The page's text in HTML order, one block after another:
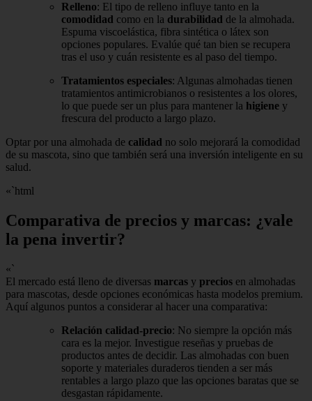
Relleno: El tipo de relleno influye tanto en la
comodidad como en la durabilidad de la almohada.
Espuma viscoelástica, fibra sintética o látex son
opciones populares. Evalúe qué tan bien se recupera
tras el uso y cuán resistente es al paso del tiempo.
Tratamientos especiales: Algunas almohadas tienen
tratamientos antimicrobianos o resistentes a los olores,
lo que puede ser un plus para mantener la higiene y
frescura del producto a largo plazo.
Optar por una almohada de calidad no solo mejorará la comodidad
de su mascota, sino que también será una inversión inteligente en su
salud.
«`html
Comparativa de precios y marcas: ¿vale
la pena invertir?
«`
El mercado está lleno de diversas marcas y precios en almohadas
para mascotas, desde opciones económicas hasta modelos premium.
Aquí algunos puntos a considerar al hacer una comparativa:
Relación calidad-precio: No siempre la opción más
cara es la mejor. Investigue reseñas y pruebas de
productos antes de decidir. Las almohadas con buen
soporte y materiales duraderos tienden a ser más
rentables a largo plazo que las opciones baratas que se
desgastan rápidamente.